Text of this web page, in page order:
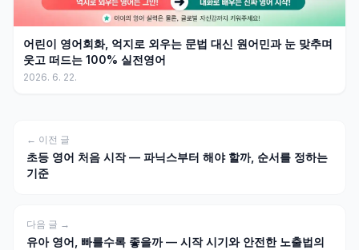
어린이 영어회화, 억지로 외우는 문법 대신 원어민과 눈 맞추며
웃고 떠드는 100% 실전영어
2026. 6. 22.
← 이전 글
초등 영어 처음 시작 — 파닉스부터 해야 할까, 순서를 정하는
기준
다음 글 →
유아 영어, 빠를수록 좋을까 — 시작 시기와 안전한 노출법의